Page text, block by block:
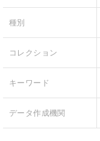
種別
コレクション
キーワード
データ作成機関